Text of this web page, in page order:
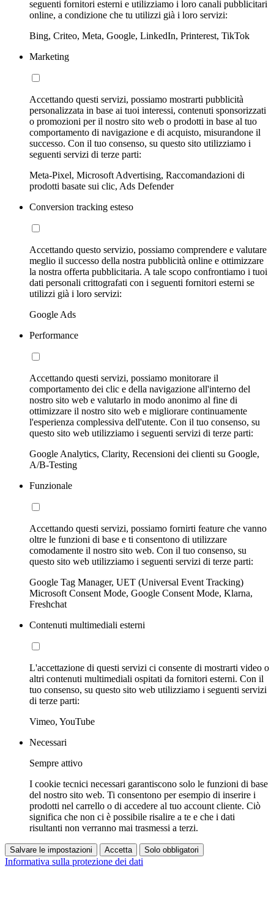
seguenti fornitori esterni e utilizziamo i loro canali pubblicitari
online, a condizione che tu utilizzi già i loro servizi:
Bing, Criteo, Meta, Google, LinkedIn, Printerest, TikTok
Marketing
Accettando questi servizi, possiamo mostrarti pubblicità
personalizzata in base ai tuoi interessi, contenuti sponsorizzati
o promozioni per il nostro sito web o prodotti in base al tuo
comportamento di navigazione e di acquisto, misurandone il
successo. Con il tuo consenso, su questo sito utilizziamo i
seguenti servizi di terze parti:
Meta-Pixel, Microsoft Advertising, Raccomandazioni di
prodotti basate sui clic, Ads Defender
Conversion tracking esteso
Accettando questo servizio, possiamo comprendere e valutare
meglio il successo della nostra pubblicità online e ottimizzare
la nostra offerta pubblicitaria. A tale scopo confrontiamo i tuoi
dati personali crittografati con i seguenti fornitori esterni se
utilizzi già i loro servizi:
Google Ads
Performance
Accettando questi servizi, possiamo monitorare il
comportamento dei clic e della navigazione all'interno del
nostro sito web e valutarlo in modo anonimo al fine di
ottimizzare il nostro sito web e migliorare continuamente
l'esperienza complessiva dell'utente. Con il tuo consenso, su
questo sito web utilizziamo i seguenti servizi di terze parti:
Google Analytics, Clarity, Recensioni dei clienti su Google,
A/B-Testing
Funzionale
Accettando questi servizi, possiamo fornirti feature che vanno
oltre le funzioni di base e ti consentono di utilizzare
comodamente il nostro sito web. Con il tuo consenso, su
questo sito web utilizziamo i seguenti servizi di terze parti:
Google Tag Manager, UET (Universal Event Tracking)
Microsoft Consent Mode, Google Consent Mode, Klarna,
Freshchat
Contenuti multimediali esterni
L'accettazione di questi servizi ci consente di mostrarti video o
altri contenuti multimediali ospitati da fornitori esterni. Con il
tuo consenso, su questo sito web utilizziamo i seguenti servizi
di terze parti:
Vimeo, YouTube
Necessari
Sempre attivo
I cookie tecnici necessari garantiscono solo le funzioni di base
del nostro sito web. Ti consentono per esempio di inserire i
prodotti nel carrello o di accedere al tuo account cliente. Ciò
significa che non ci è possibile risalire a te e che i dati
risultanti non verranno mai trasmessi a terzi.
Salvare le impostazioni Accetta Solo obbligatori
Informativa sulla protezione dei dati